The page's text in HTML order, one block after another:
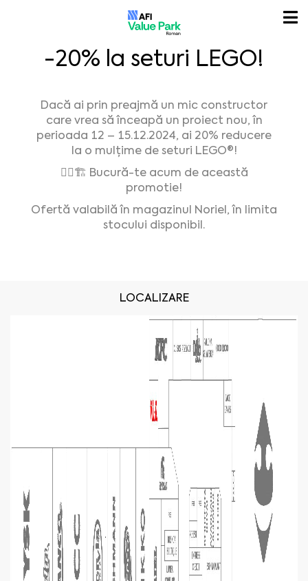
-20% la seturi LEGO!
Dacă ai prin preajmă un mic constructor
care vrea să înceapă un proiect nou, în
perioada 12 – 15.12.2024, ai 20% reducere
la o mulțime de seturi LEGO®!
👷‍♂️🏗️ Bucură-te acum de această
promotie!
Ofertă valabilă în magazinul Noriel, în limita
stocului disponibil.
LOCALIZARE